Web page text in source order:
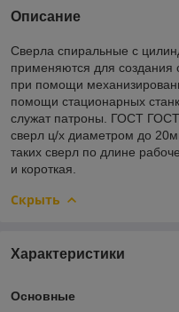
Описание
Сверла спиральные с
применяются для создания
при помощи
помощи стационарных
служат патроны. ГОСТ
сверл ц/х диаметром до
таких сверл по длине
и короткая.
Скрыть
Характеристики
Основные